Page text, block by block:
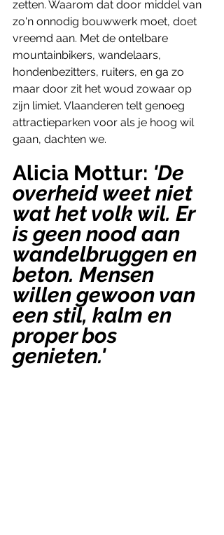
zetten. Waarom dat door middel van
zo'n onnodig bouwwerk moet, doet
vreemd aan. Met de ontelbare
mountainbikers, wandelaars,
hondenbezitters, ruiters, en ga zo
maar door zit het woud zowaar op
zijn limiet. Vlaanderen telt genoeg
attractieparken voor als je hoog wil
gaan, dachten we.
Alicia Mottur: 'De
overheid weet niet
wat het volk wil. Er
is geen nood aan
wandelbruggen en
beton. Mensen
willen gewoon van
een stil, kalm en
proper bos
genieten.'